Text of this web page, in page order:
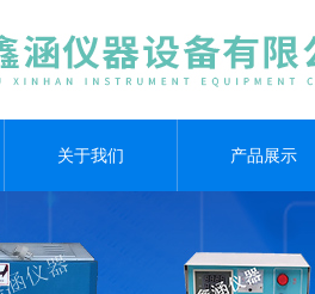
关于我们 产品展示